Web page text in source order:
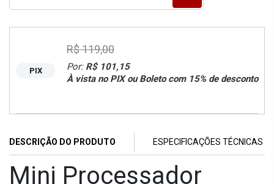
PIX Por: R$ 101,15
À vista no PIX ou Boleto com 15% de desconto
R$ 119,00
DESCRIÇÃO DO PRODUTO ESPECIFICAÇÕES TÉCNICAS
Mini Processador